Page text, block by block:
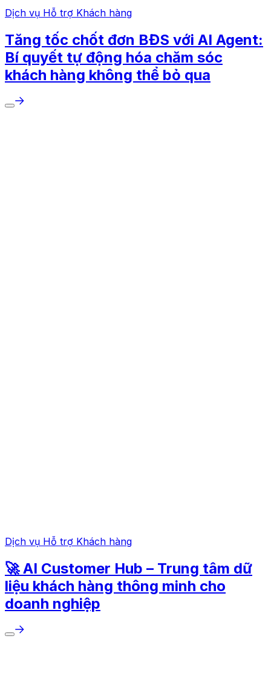
Dịch vụ Hỗ trợ Khách hàng
Tăng tốc chốt đơn BĐS với AI Agent:
Bí quyết tự động hóa chăm sóc
khách hàng không thể bỏ qua
Dịch vụ Hỗ trợ Khách hàng
🚀 AI Customer Hub – Trung tâm dữ
liệu khách hàng thông minh cho
doanh nghiệp